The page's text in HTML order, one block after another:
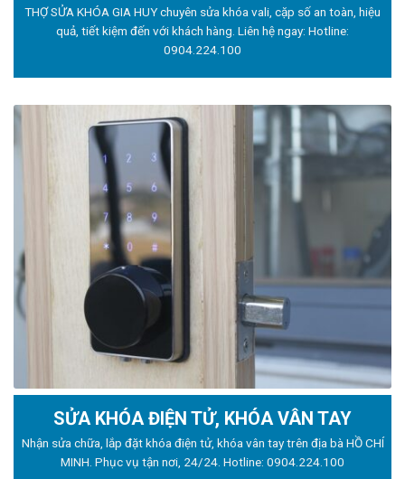
THỢ SỬA KHÓA GIA HUY chuyên sửa khóa vali, cặp số an toàn, hiệu
quả, tiết kiệm đến với khách hàng. Liên hệ ngay: Hotline:
0904.224.100
SỬA KHÓA ĐIỆN TỬ, KHÓA VÂN TAY
Nhận sửa chữa, lắp đặt khóa điện tử, khóa vân tay trên địa bà HỒ CHÍ
MINH. Phục vụ tận nơi, 24/24. Hotline: 0904.224.100